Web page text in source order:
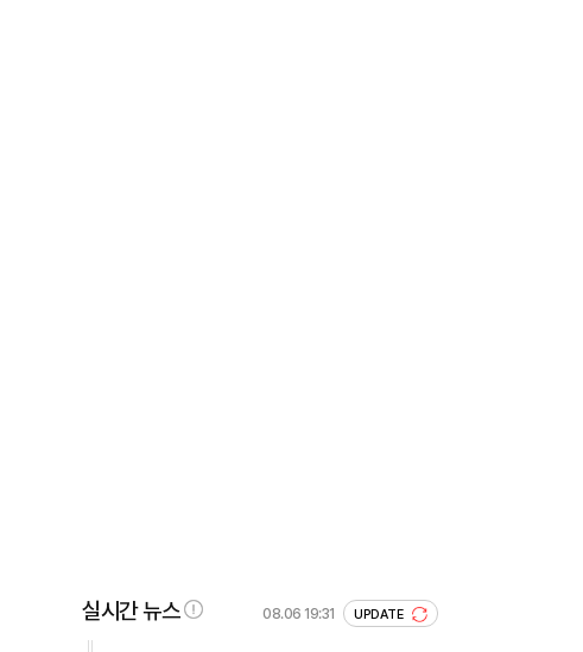
실시간 뉴스 08.06 19:31 UPDATE